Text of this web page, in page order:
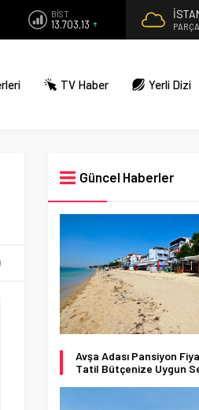
BİST
13.703,13
TV Haber Yerli Dizi
Güncel Haberler
Avşa Adası Pansiyon
Tatil Bütçenize Uygun